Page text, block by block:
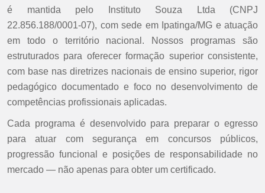
é mantida pelo Instituto Souza Ltda (CNPJ
22.856.188/0001-07), com sede em Ipatinga/MG e atuação
em todo o território nacional. Nossos programas são
estruturados para oferecer formação superior consistente,
com base nas diretrizes nacionais de ensino superior, rigor
pedagógico documentado e foco no desenvolvimento de
competências profissionais aplicadas.
Cada programa é desenvolvido para preparar o egresso
para atuar com segurança em concursos públicos,
progressão funcional e posições de responsabilidade no
mercado — não apenas para obter um certificado.